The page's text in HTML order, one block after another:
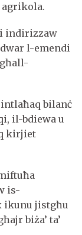
agrikola.
indirizzaw
l-emendi
bilanċ
il-bdiewa u
kirjiet
is-
ikunu jistgħu
biża’ ta’